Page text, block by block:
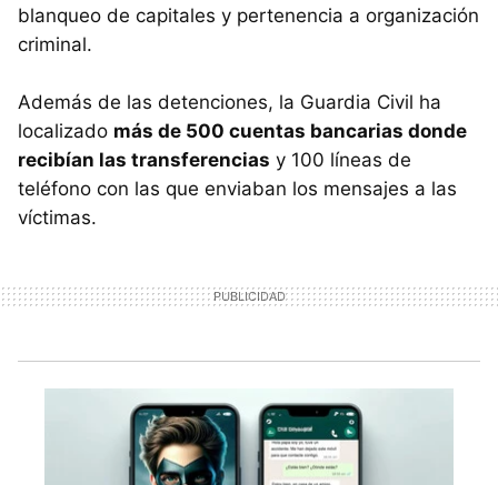
blanqueo de capitales y pertenencia a organización
criminal.
Además de las detenciones, la Guardia Civil ha
localizado más de 500 cuentas bancarias donde
recibían las transferencias y 100 líneas de
teléfono con las que enviaban los mensajes a las
víctimas.